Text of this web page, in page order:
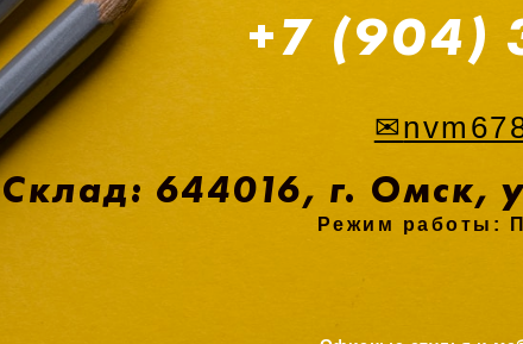
+7 (904)
✉
Склад: 644016, г. Омск,
Режим работы: